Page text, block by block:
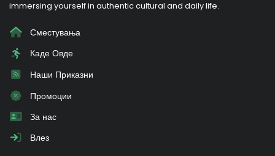
immersing yourself in authentic cultural and daily life.
Сместувања
Каде Овде
Наши Приказни
Промоции
За нас
Влез